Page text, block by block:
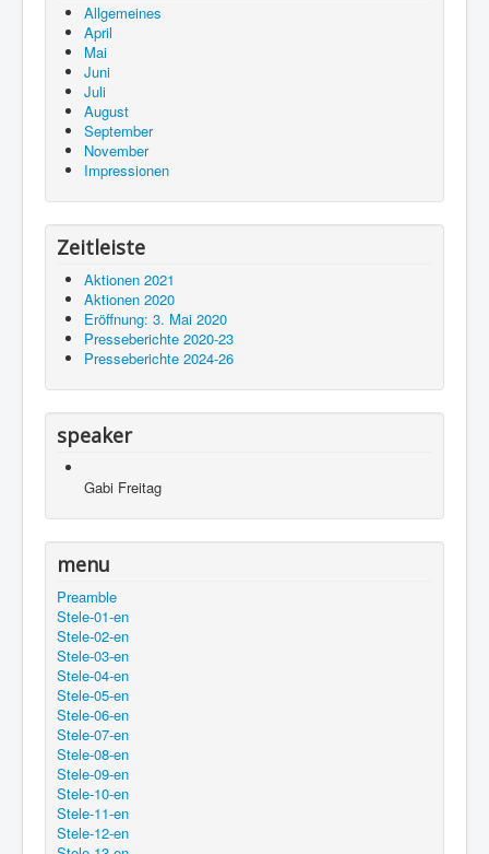
Allgemeines
April
Mai
Juni
Juli
August
September
November
Impressionen
Zeitleiste
Aktionen 2021
Aktionen 2020
Eröffnung: 3. Mai 2020
Presseberichte 2020-23
Presseberichte 2024-26
speaker
Gabi Freitag
menu
Preamble
Stele-01-en
Stele-02-en
Stele-03-en
Stele-04-en
Stele-05-en
Stele-06-en
Stele-07-en
Stele-08-en
Stele-09-en
Stele-10-en
Stele-11-en
Stele-12-en